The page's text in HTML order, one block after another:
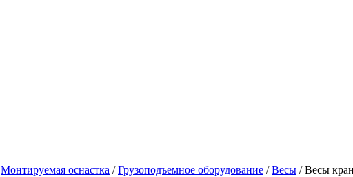
Монтируемая оснастка /Грузоподъемное оборудование /Весы /Весы